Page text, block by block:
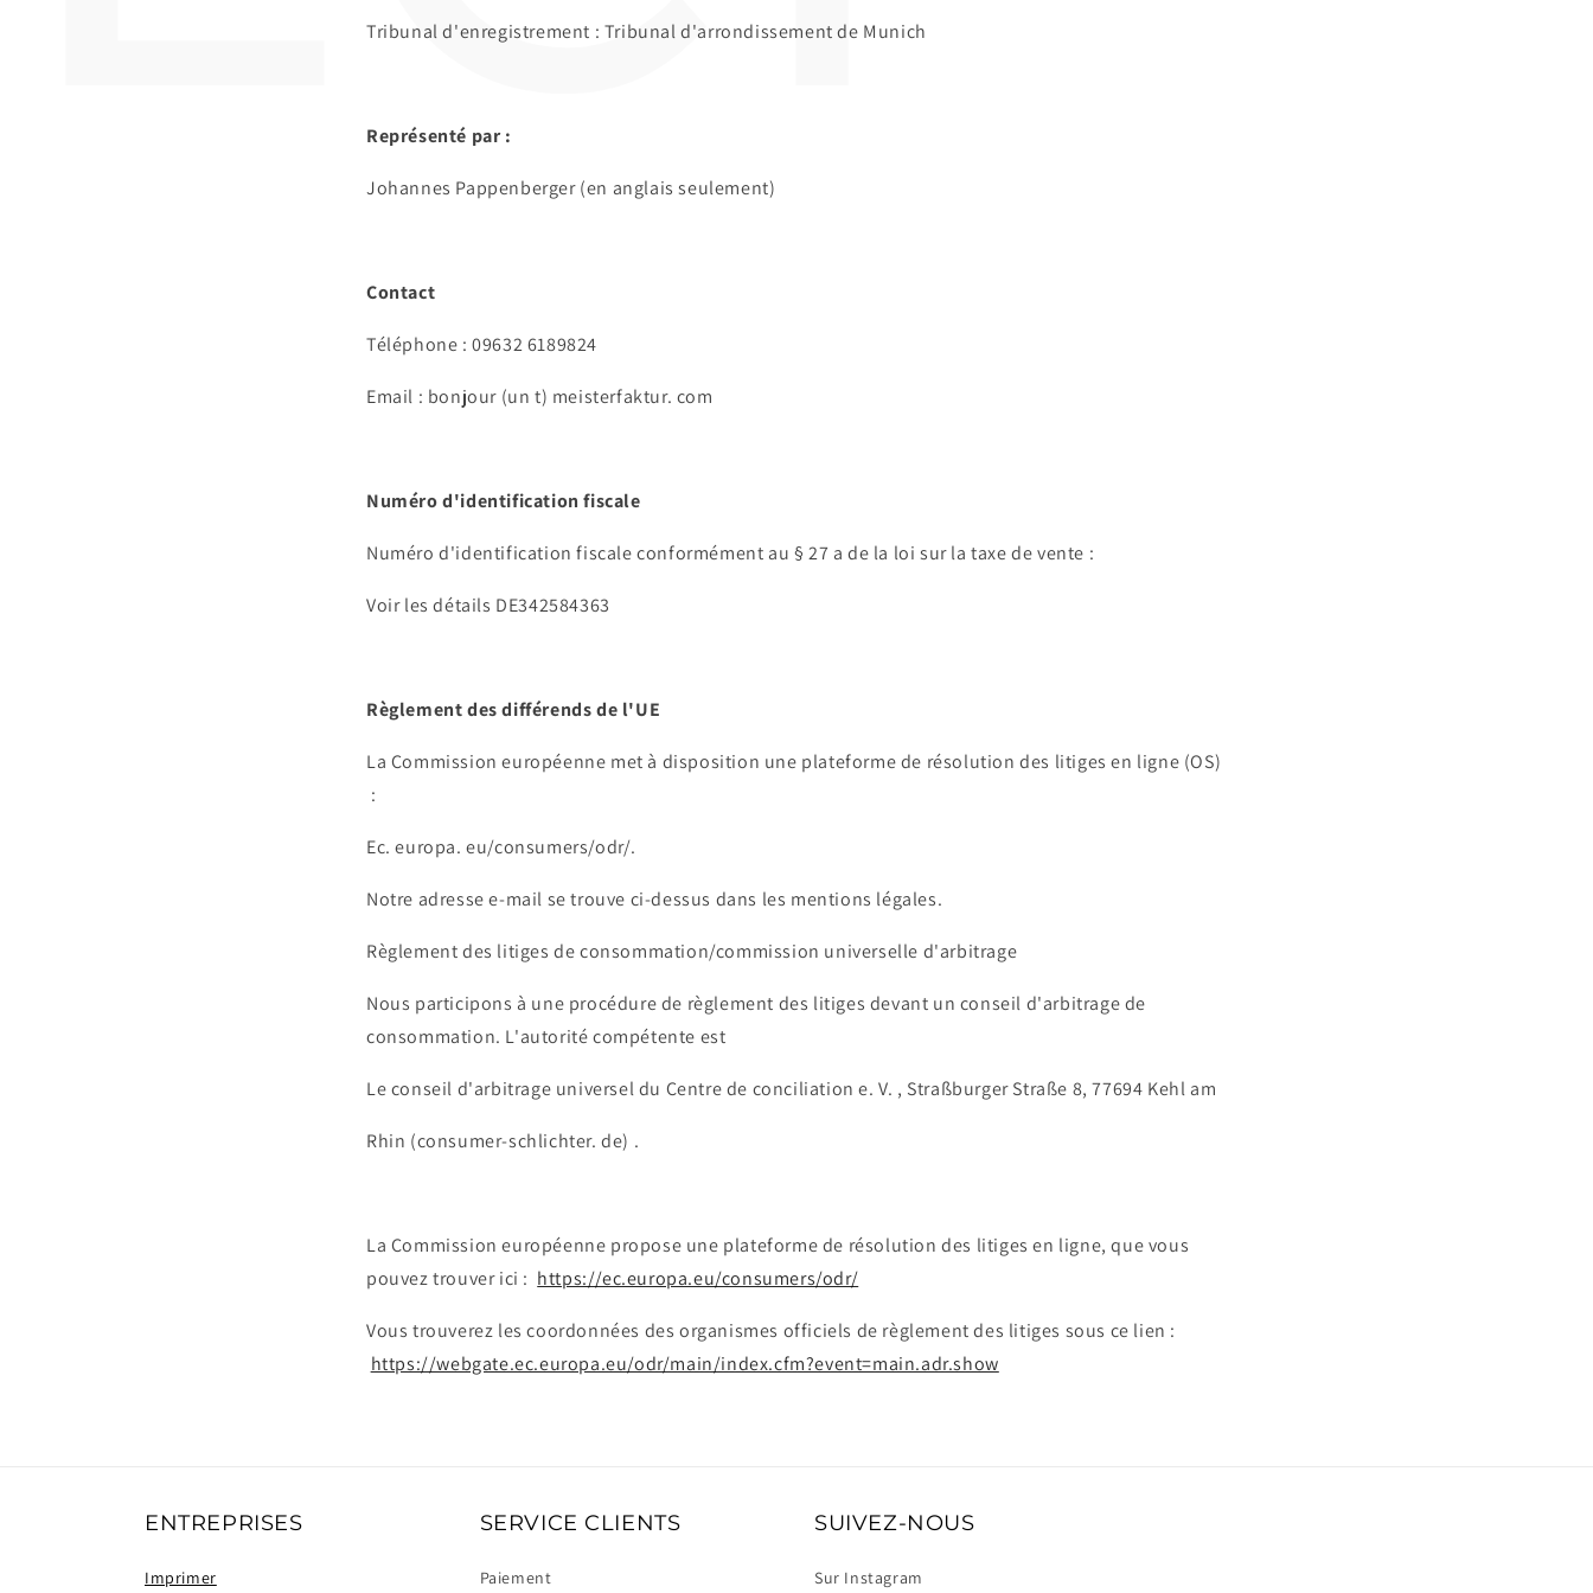
Tribunal d'enregistrement : Tribunal d'arrondissement de Munich
Représenté par :
Johannes Pappenberger (en anglais seulement)
Contact
Téléphone : 09632 6189824
Email : bonjour (un t) meisterfaktur. com
Numéro d'identification fiscale
Numéro d'identification fiscale conformément au § 27 a de la loi sur la taxe de vente :
Voir les détails DE342584363
Règlement des différends de l'UE
La Commission européenne met à disposition une plateforme de résolution des litiges en ligne (OS)
:
Ec. europa. eu/consumers/odr/.
Notre adresse e-mail se trouve ci-dessus dans les mentions légales.
Règlement des litiges de consommation/commission universelle d'arbitrage
Nous participons à une procédure de règlement des litiges devant un conseil d'arbitrage de
consommation. L'autorité compétente est
Le conseil d'arbitrage universel du Centre de conciliation e. V. , Straßburger Straße 8, 77694 Kehl am
Rhin (consumer-schlichter. de) .
La Commission européenne propose une plateforme de résolution des litiges en ligne, que vous
pouvez trouver ici : https://ec.europa.eu/consumers/odr/
Vous trouverez les coordonnées des organismes officiels de règlement des litiges sous ce lien :
https://webgate.ec.europa.eu/odr/main/index.cfm?event=main.adr.show
ENTREPRISES
Imprimer
SERVICE CLIENTS
Paiement
SUIVEZ-NOUS
Sur Instagram